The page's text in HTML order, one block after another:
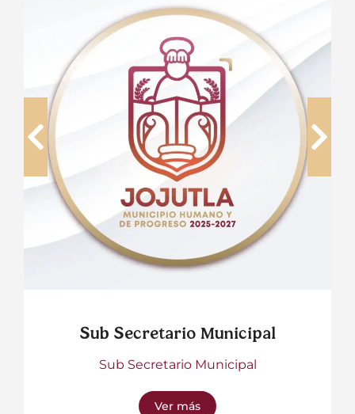
Sub Secretario Municipal
Sub Secretario Municipal
Ver más